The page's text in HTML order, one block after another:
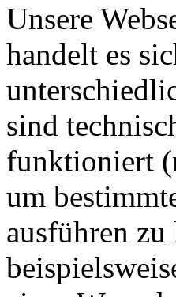
Unsere
handelt es
sind
funktioniert
um
ausführen